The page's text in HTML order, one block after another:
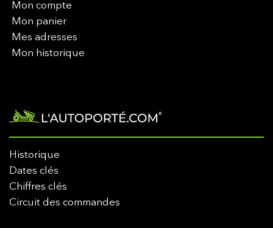
Mon compte
Mon panier
Mes adresses
Mon historique
Historique
Dates clés
Chiffres clés
Circuit des commandes